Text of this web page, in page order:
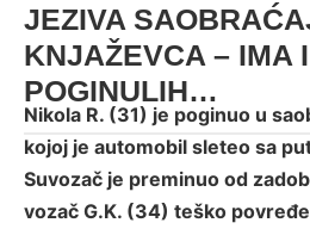
JEZIVA
KNJAŽEVCA – IMA I
POGINULIH…
Nikola R. (31) je poginuo u
kojoj je automobil sleteo sa
Suvozač je preminuo od
vozač G.K. (34) teško